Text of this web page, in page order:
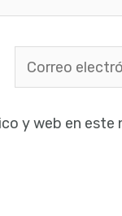
Correo
electrónico*
y web en